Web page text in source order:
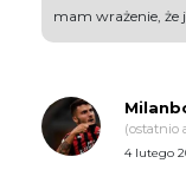
mam wrażenie, że
(ostatnio
4 lutego